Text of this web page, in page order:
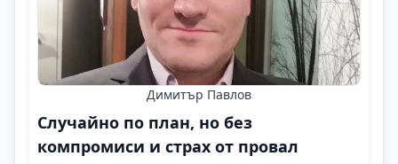
Димитър Павлов
Случайно по план, но без
компромиси и страх от провал